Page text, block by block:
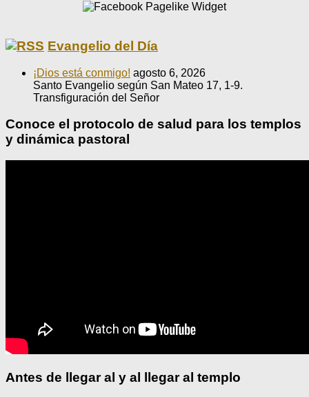
Evangelio del Día
¡Dios está conmigo! agosto 6, 2026
Santo Evangelio según San Mateo 17, 1-9.
Transfiguración del Señor
Conoce el protocolo de salud para los templos
y dinámica pastoral
Antes de llegar al y al llegar al templo